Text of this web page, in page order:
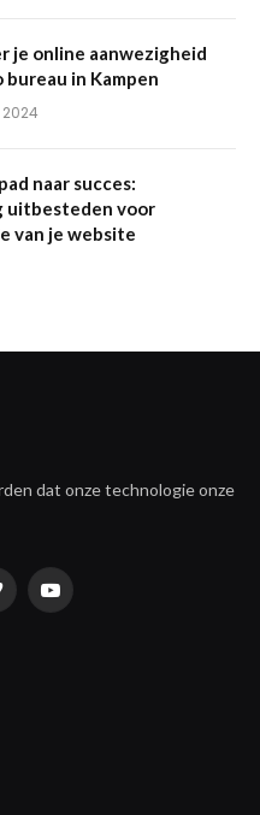
je online aanwezigheid
bureau in Kampen
naar succes:
uitbesteden voor
van je website
dat onze technologie onze
YouTube